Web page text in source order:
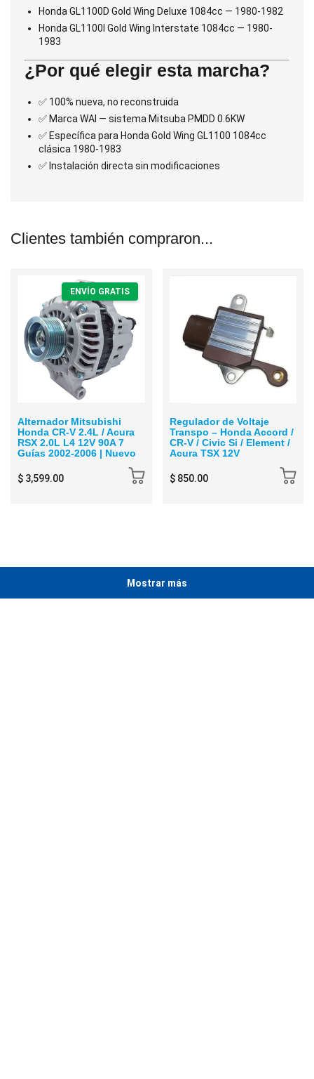
Honda GL1100D Gold Wing Deluxe 1084cc — 1980-1982
Honda GL1100I Gold Wing Interstate 1084cc — 1980-
1983
¿Por qué elegir esta marcha?
✅ 100% nueva, no reconstruida
✅ Marca WAI — sistema Mitsuba PMDD 0.6KW
✅ Específica para Honda Gold Wing GL1100 1084cc
clásica 1980-1983
✅ Instalación directa sin modificaciones
Clientes también compraron...
ENVÍO GRATIS
Alternador Mitsubishi
Honda CR-V 2.4L / Acura
RSX 2.0L L4 12V 90A 7
Guías 2002-2006 | Nuevo
$ 3,599.00
Regulador de Voltaje
Transpo – Honda Accord /
CR-V / Civic Si / Element /
Acura TSX 12V
$ 850.00
Mostrar más